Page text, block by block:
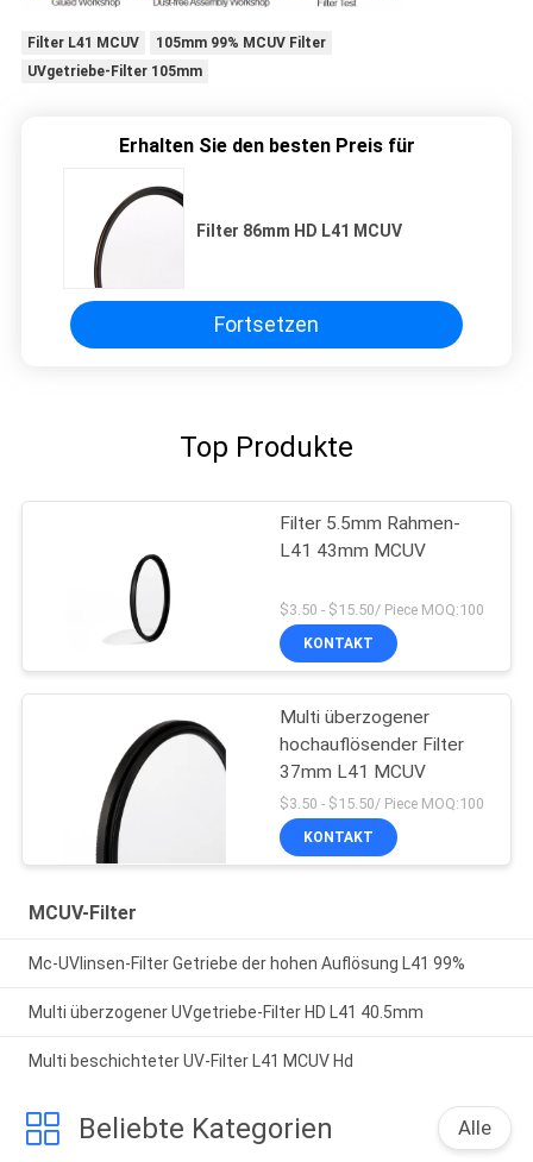
Filter L41 MCUV
105mm 99% MCUV Filter
UVgetriebe-Filter 105mm
Erhalten Sie den besten Preis für
Filter 86mm HD L41 MCUV
Fortsetzen
Top Produkte
Filter 5.5mm Rahmen-
L41 43mm MCUV
$3.50 - $15.50/ Piece MOQ:100
KONTAKT
Multi überzogener
hochauflösender Filter
37mm L41 MCUV
$3.50 - $15.50/ Piece MOQ:100
KONTAKT
MCUV-Filter
Mc-UVlinsen-Filter Getriebe der hohen Auflösung L41 99%
Multi überzogener UVgetriebe-Filter HD L41 40.5mm
Multi beschichteter UV-Filter L41 MCUV Hd
Beliebte Kategorien Alle